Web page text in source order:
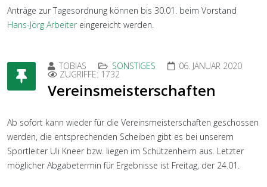
Anträge zur Tagesordnung können bis 30.01. beim Vorstand
Hans-Jörg Arbeitereingereicht werden.
TOBIAS SONSTIGES 06. JANUAR 2020
ZUGRIFFE: 1732
Vereinsmeisterschaften
Ab sofort kann wieder für die Vereinsmeisterschaften geschossen
werden, die entsprechenden Scheiben gibt es bei unserem
Sportleiter Uli Kneer bzw. liegen im Schützenheim aus. Letzter
möglicher Abgabetermin für Ergebnisse ist Freitag, der 24.01.